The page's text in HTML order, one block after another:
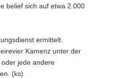
belief sich auf etwa 2.000
ermittelt.
Kamenz unter der
jede andere
(ks)